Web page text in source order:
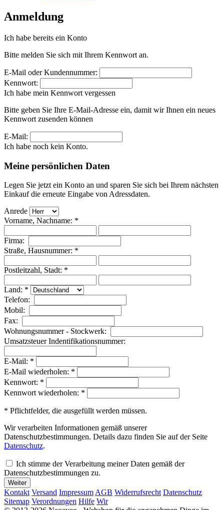
Anmeldung
Ich habe bereits ein Konto
Bitte melden Sie sich mit Ihrem Kennwort an.
E-Mail oder Kundennummer:
Kennwort:
Ich habe mein Kennwort vergessen
Bitte geben Sie Ihre E-Mail-Adresse ein, damit wir Ihnen ein neues
Kennwort zusenden können
E-Mail:
Ich habe noch kein Konto.
Meine persönlichen Daten
Legen Sie jetzt ein Konto an und sparen Sie sich bei Ihrem nächsten
Einkauf die erneute Eingabe von Adressdaten.
Anrede
Vorname, Nachname: *
Firma:
Straße, Hausnummer: *
Postleitzahl, Stadt: *
Land: *
Telefon:
Mobil:
Fax:
Wohnungsnummer - Stockwerk:
Umsatzsteuer Indentifikationsnummer:
E-Mail: *
E-Mail wiederholen: *
Kennwort: *
Kennwort wiederholen: *
* Pflichtfelder, die ausgefüllt werden müssen.
Wir verarbeiten Informationen gemäß unserer
Datenschutzbestimmungen. Details dazu finden Sie auf der Seite
Datenschutz.
Ich stimme der Verarbeitung meiner Daten gemäß der
Datenschutzbestimmungen zu.
Kontakt Versand Impressum AGB Widerrufsrecht Datenschutz
Sitemap Verordnungen Hilfe Wir